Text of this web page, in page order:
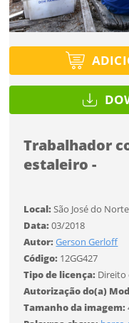
Trabalhador
estaleiro -
Local:São José do
Data:03/2018
Autor:Gerson Gerloff
Código: 12GG427
Tipo de licença:
Autorização do(a)
Tamanho da imagem:
Tipo de projeto
Selecione
Utilização
Tamanho
Título do projeto
Utilização
Formato
Tamanho
Você
Tipo de projeto
Formato
Tamanho